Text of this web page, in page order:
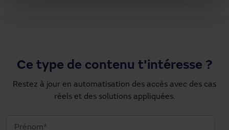
Ce type de contenu t'intéresse ?
Restez à jour en automatisation des accès avec des cas
réels et des solutions appliquées.